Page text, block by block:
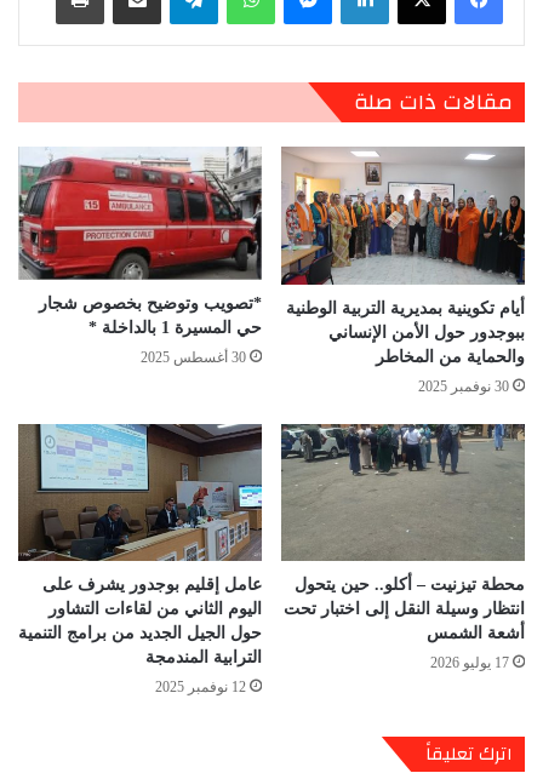
مقالات ذات صلة
أيام تكوينية بمديرية التربية الوطنية
ببوجدور حول الأمن الإنساني
والحماية من المخاطر
30 نوفمبر 2025
*تصويب وتوضيح بخصوص شجار
حي المسيرة 1 بالداخلة *
30 أغسطس 2025
محطة تيزنيت – أكلو.. حين يتحول
انتظار وسيلة النقل إلى اختبار تحت
أشعة الشمس
17 يوليو 2026
عامل إقليم بوجدور يشرف على
اليوم الثاني من لقاءات التشاور
حول الجيل الجديد من برامج التنمية
الترابية المندمجة
12 نوفمبر 2025
اترك تعليقاً